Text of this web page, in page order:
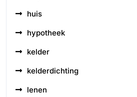
huis
hypotheek
kelder
kelderdichting
lenen